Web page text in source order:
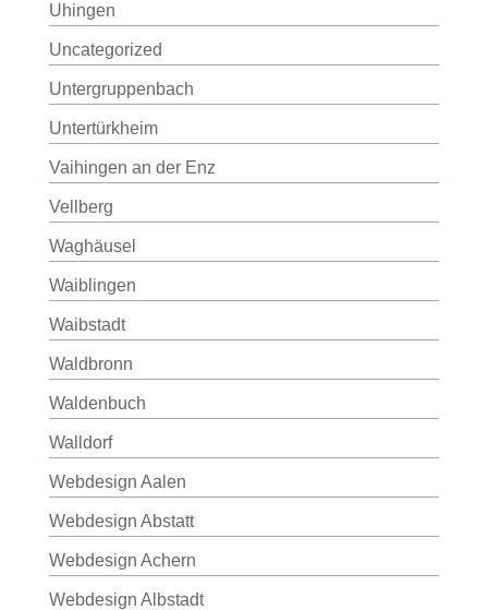
Uhingen
Uncategorized
Untergruppenbach
Untertürkheim
Vaihingen an der Enz
Vellberg
Waghäusel
Waiblingen
Waibstadt
Waldbronn
Waldenbuch
Walldorf
Webdesign Aalen
Webdesign Abstatt
Webdesign Achern
Webdesign Albstadt